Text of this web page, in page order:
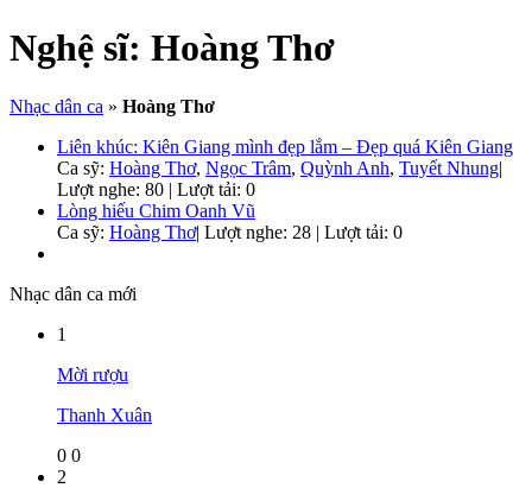
Nghệ sĩ: Hoàng Thơ
Nhạc dân ca » Hoàng Thơ
Liên khúc: Kiên Giang mình đẹp lắm – Đẹp quá Kiên Giang
Ca sỹ: Hoàng Thơ, Ngọc Trâm, Quỳnh Anh, Tuyết Nhung|
Lượt nghe: 80 | Lượt tải: 0
Lòng hiếu Chim Oanh Vũ
Ca sỹ: Hoàng Thơ| Lượt nghe: 28 | Lượt tải: 0
Nhạc dân ca mới
1
Mời rượu
Thanh Xuân
0 0
2